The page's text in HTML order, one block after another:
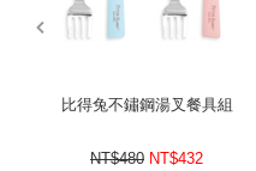
比得兔不鏽鋼湯叉餐具組
NT$480 NT$432